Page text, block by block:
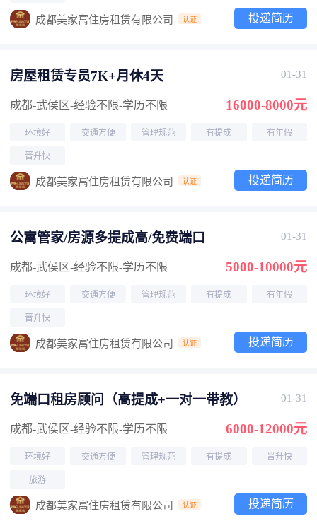
成都美家寓住房租赁有限公司 认证 投递简历
房屋租赁专员7K+月休4天 01-31
成都-武侯区-经验不限-学历不限 16000-8000元
环境好 交通方便 管理规范 有提成 有年假
晋升快
成都美家寓住房租赁有限公司 认证 投递简历
公寓管家/房源多提成高/免费端口 01-31
成都-武侯区-经验不限-学历不限 5000-10000元
环境好 交通方便 管理规范 有提成 有年假
晋升快
成都美家寓住房租赁有限公司 认证 投递简历
免端口租房顾问（高提成+一对一带教） 01-31
成都-武侯区-经验不限-学历不限 6000-12000元
环境好 交通方便 管理规范 有提成 晋升快
旅游
成都美家寓住房租赁有限公司 认证 投递简历